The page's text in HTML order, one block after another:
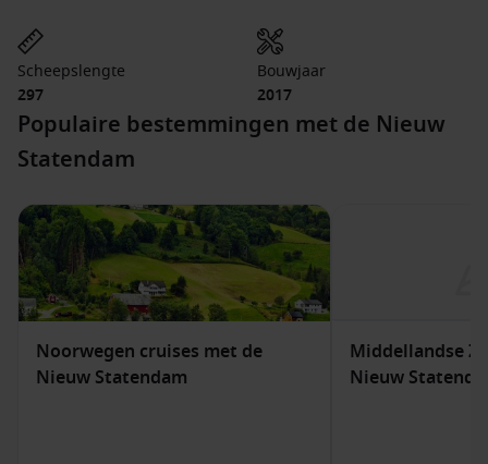
Scheepslengte
297
Bouwjaar
2017
Populaire bestemmingen met de Nieuw
Statendam
Noorwegen cruises met de
Nieuw Statendam
Middellandse
Nieuw